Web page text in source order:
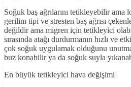
Soğuk baş ağrılarını tetikleyebilir ama
gerilim tipi ve stresten baş ağrısı
değildir ama migren için tetikleyici
sırasında atağı durdurmanın hızlı ve
çok soğuk uygulamak olduğunu
buz konabilir ya da soğuk suyla
En büyük tetikleyici hava değişimi